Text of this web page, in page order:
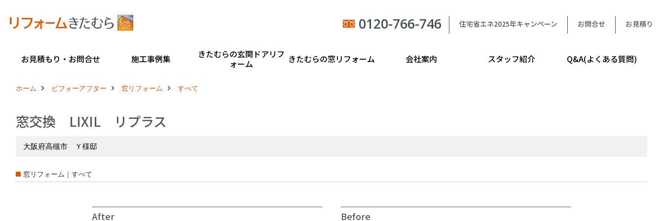
0120-766-746 住宅省エネ2025年キャンペーン お問合せ お見積り
お見積もり・お問合せ 施工事例集
きたむらの玄関ドアリフ
ォーム
きたむらの窓リフォーム 会社案内 スタッフ紹介 Q&A(よくある質問)
ホーム ビフォーアフター 窓リフォーム すべて
窓交換 LIXIL リプラス
大阪府高槻市 Ｙ様邸
窓リフォーム｜すべて
After Before